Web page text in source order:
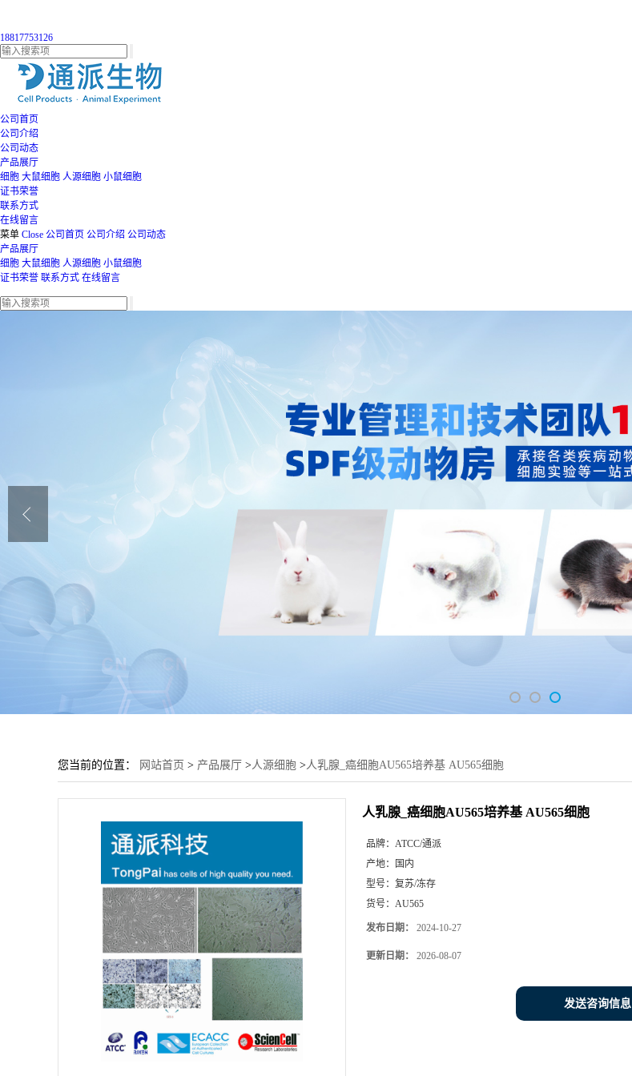
18817753126
公司首页
公司介绍
公司动态
产品展厅
细胞 大鼠细胞 人源细胞 小鼠细胞
证书荣誉
联系方式
在线留言
菜单 Close 公司首页 公司介绍 公司动态
产品展厅
细胞 大鼠细胞 人源细胞 小鼠细胞
证书荣誉 联系方式 在线留言
您当前的位置： 网站首页 > 产品展厅 >人源细胞 >人乳腺_癌细胞AU565培养基 AU565细胞
人乳腺_癌细胞AU565培养基 AU565细胞
品牌： ATCC/通派
产地：
国内
型号： 复苏/冻存
货号： AU565
发布日期： 2024-10-27
更新日期： 2026-08-07
发送咨询信息